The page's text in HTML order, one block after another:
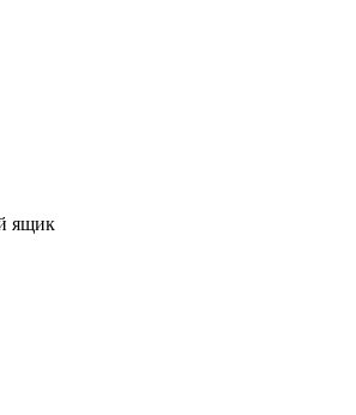
ящик